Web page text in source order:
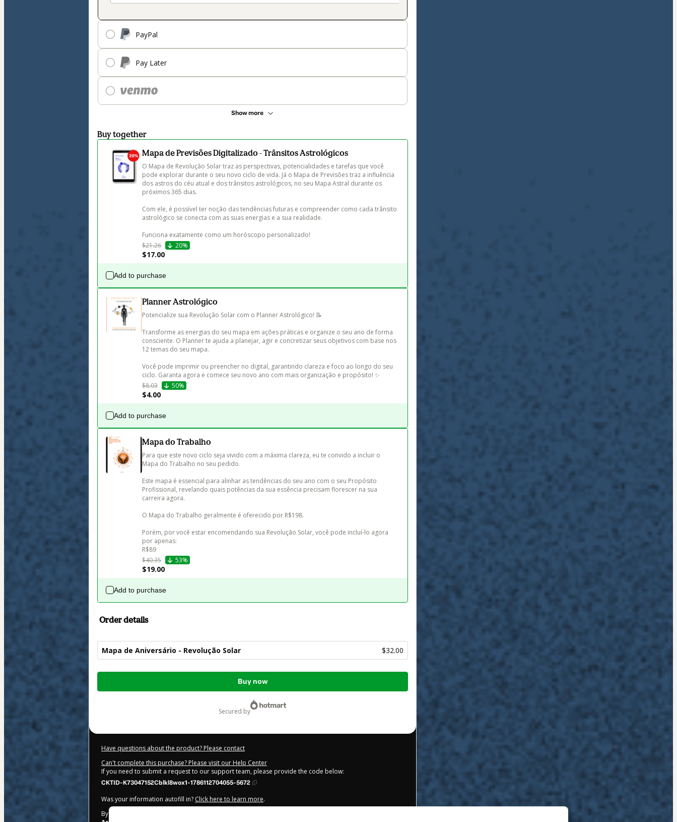
PayPal
Pay Later
Show more
Buy together
Mapa de Previsões Digitalizado - Trânsitos Astrológicos
O Mapa de Revolução Solar traz as perspectivas, potencialidades e tarefas que você
pode explorar durante o seu novo ciclo de vida. Já o Mapa de Previsões traz a influência
dos astros do céu atual e dos trânsitos astrológicos, no seu Mapa Astral durante os
próximos 365 dias.
Com ele, é possível ter noção das tendências futuras e compreender como cada trânsito
astrológico se conecta com as suas energias e a sua realidade.
Funciona exatamente como um horóscopo personalizado!
$21.26
20%
$17.00
Add to purchase
Planner Astrológico
Potencialize sua Revolução Solar com o Planner Astrológico! 📝
Transforme as energias do seu mapa em ações práticas e organize o seu ano de forma
consciente. O Planner te ajuda a planejar, agir e concretizar seus objetivos com base nos
12 temas do seu mapa.
Você pode imprimir ou preencher no digital, garantindo clareza e foco ao longo do seu
ciclo. Garanta agora e comece seu novo ano com mais organização e propósito! ✨
$8.03
50%
$4.00
Add to purchase
Mapa do Trabalho
Para que este novo ciclo seja vivido com a máxima clareza, eu te convido a incluir o
Mapa do Trabalho no seu pedido.
Este mapa é essencial para alinhar as tendências do seu ano com o seu Propósito
Profissional, revelando quais potências da sua essência precisam florescer na sua
carreira agora.
O Mapa do Trabalho geralmente é oferecido por R$198.
Porém, por você estar encomendando sua Revolução Solar, você pode incluí-lo agora
por apenas:
R$89
$40.35
53%
$19.00
Add to purchase
Order details
Mapa de Aniversário - Revolução Solar $32.00
Total
Buy now
secured by
Have questions about the product? Please contact
Can't complete this purchase? Please visit our Help Center
If you need to submit a request to our support team, please provide the code below:
CKTID-K73047152Cblkl8wox1-1786112704055-5672
Was your information autofill in? Click here to learn more.
By clicking 'Buy Now' I declare that I (i) understand that Hotmart is processing this order on behalf of